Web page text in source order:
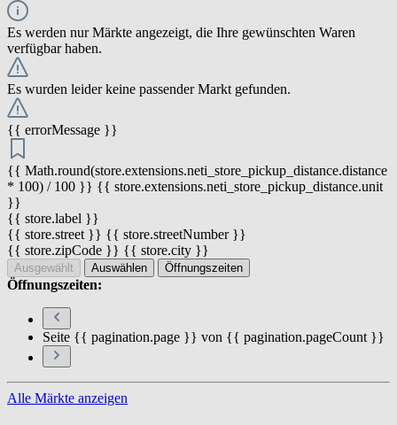
Es werden nur Märkte angezeigt, die Ihre gewünschten Waren
verfügbar haben.
Es wurden leider keine passender Markt gefunden.
{{ errorMessage }}
{{ Math.round(store.extensions.neti_store_pickup_distance.distance
* 100) / 100 }} {{ store.extensions.neti_store_pickup_distance.unit
}}
{{ store.label }}
{{ store.street }} {{ store.streetNumber }}
{{ store.zipCode }} {{ store.city }}
Ausgewählt Auswählen Öffnungszeiten
Öffnungszeiten:
Seite {{ pagination.page }} von {{ pagination.pageCount }}
Alle Märkte anzeigen